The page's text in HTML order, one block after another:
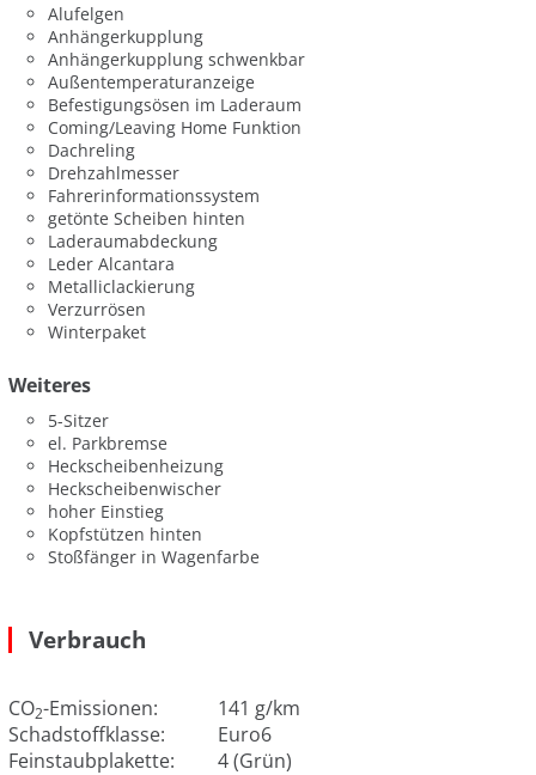
Alufelgen
Anhängerkupplung
Anhängerkupplung schwenkbar
Außentemperaturanzeige
Befestigungsösen im Laderaum
Coming/Leaving Home Funktion
Dachreling
Drehzahlmesser
Fahrerinformationssystem
getönte Scheiben hinten
Laderaumabdeckung
Leder Alcantara
Metalliclackierung
Verzurrösen
Winterpaket
Weiteres
5-Sitzer
el. Parkbremse
Heckscheibenheizung
Heckscheibenwischer
hoher Einstieg
Kopfstützen hinten
Stoßfänger in Wagenfarbe
Verbrauch
CO2-Emissionen:
141 g/km
Schadstoffklasse:
Euro6
Feinstaubplakette:
4 (Grün)